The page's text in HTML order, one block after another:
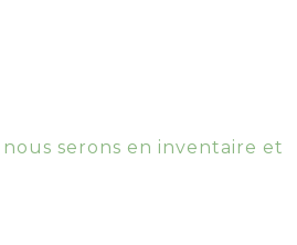
serons en inventaire et